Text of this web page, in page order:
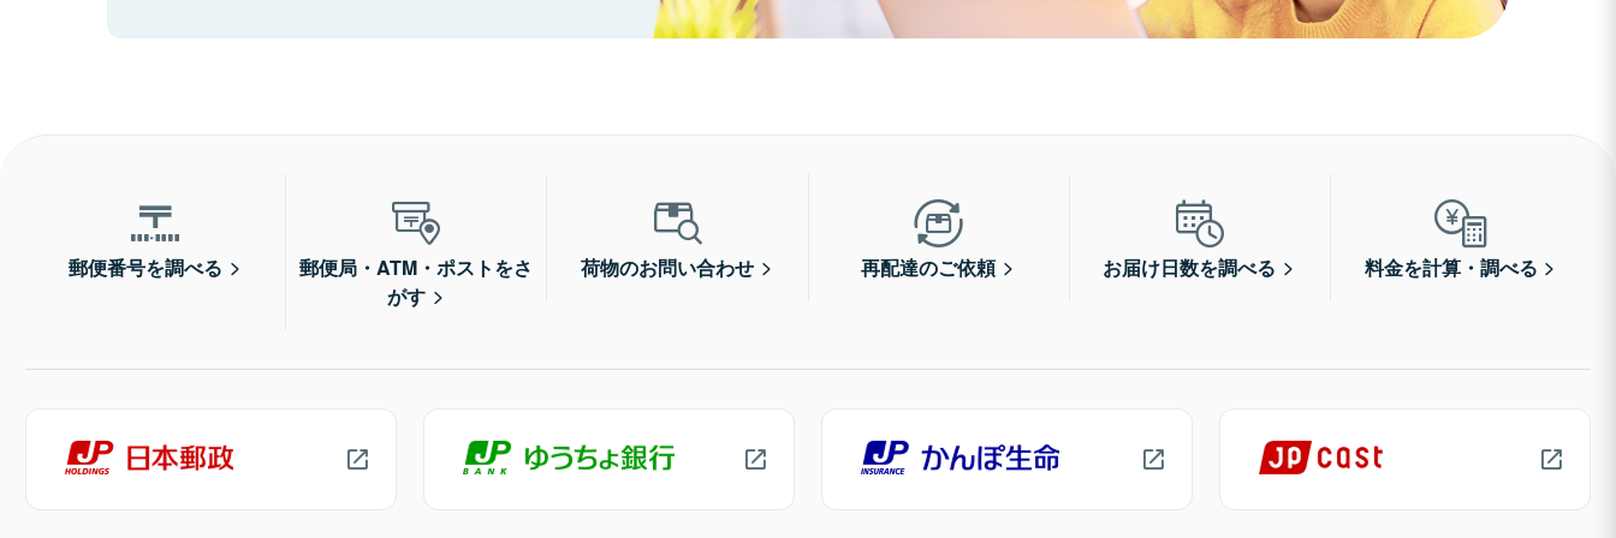
郵便番号を調べる
郵便局・ATM・ポストをさ
がす
荷物のお問い合わせ 再配達のご依頼 お届け日数を調べる 料金を計算・調べる